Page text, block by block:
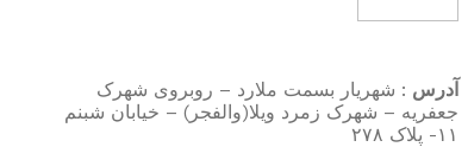
آدرس : شهریار بسمت ملارد – روبروی شهرک
جعفریه – شهرک زمرد ویلا(والفجر) – خیابان شبنم
۱۱- پلاک ۲۷۸